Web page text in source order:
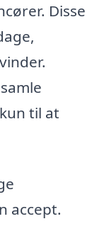
Disse
til at
accept.